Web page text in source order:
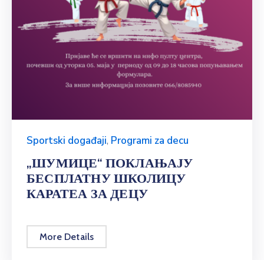
Sportski događaji, Programi za decu
„ШУМИЦЕ“ ПОКЛАЊАЈУ
БЕСПЛАТНУ ШКОЛИЦУ
КАРАТЕА ЗА ДЕЦУ
More Details